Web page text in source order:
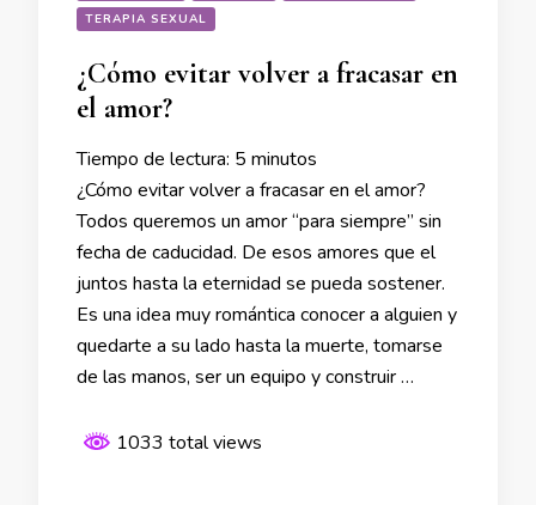
TERAPIA SEXUAL
¿Cómo evitar volver a fracasar en
el amor?
Tiempo de lectura: 5 minutos
¿Cómo evitar volver a fracasar en el amor?
Todos queremos un amor “para siempre” sin
fecha de caducidad. De esos amores que el
juntos hasta la eternidad se pueda sostener.
Es una idea muy romántica conocer a alguien y
quedarte a su lado hasta la muerte, tomarse
de las manos, ser un equipo y construir …
1033 total views